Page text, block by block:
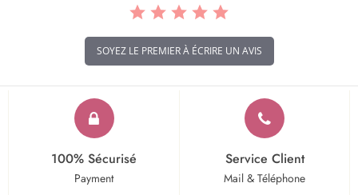
SOYEZ LE PREMIER À ÉCRIRE UN AVIS
100% Sécurisé
Payment
Service Client
Mail & Téléphone